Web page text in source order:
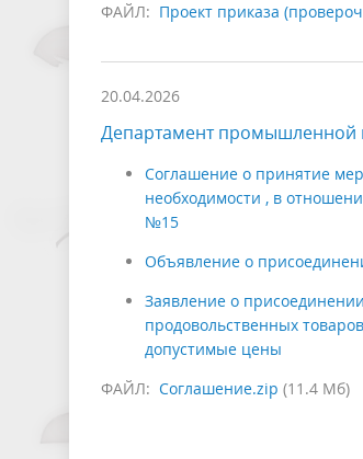
ФАЙЛ: Проект приказа
20.04.2026
Департамент промышленной
Соглашение о принятие
необходимости , в
№15
Объявление о
Заявление о
продовольственных
допустимые цены
ФАЙЛ: Соглашение.zip (11.4 Мб)